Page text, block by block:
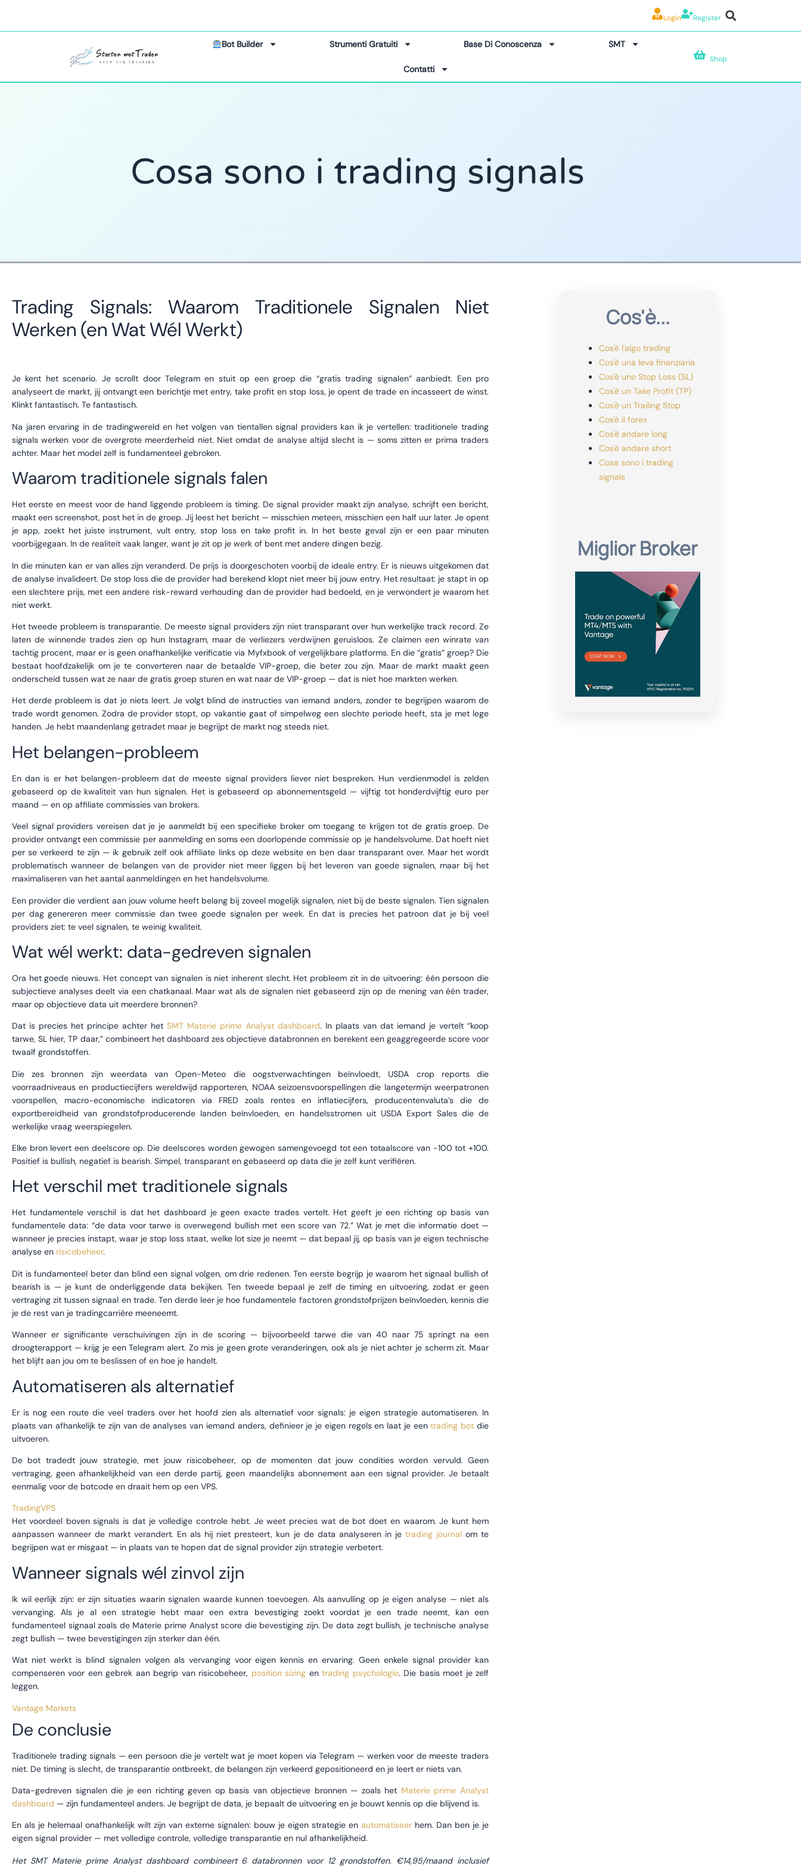
Login Register
Bot Builder Strumenti Gratuiti Base Di Conoscenza SMT
Contatti
Shop
Cosa sono i trading signals
Trading Signals: Waarom Traditionele Signalen Niet
Werken (en Wat Wél Werkt)
Je kent het scenario. Je scrollt door Telegram en stuit op een groep die “gratis trading signalen” aanbiedt. Een pro
analyseert de markt, jij ontvangt een berichtje met entry, take profit en stop loss, je opent de trade en incasseert de winst.
Klinkt fantastisch. Te fantastisch.
Na jaren ervaring in de tradingwereld en het volgen van tientallen signal providers kan ik je vertellen: traditionele trading
signals werken voor de overgrote meerderheid niet. Niet omdat de analyse altijd slecht is — soms zitten er prima traders
achter. Maar het model zelf is fundamenteel gebroken.
Waarom traditionele signals falen
Het eerste en meest voor de hand liggende probleem is timing. De signal provider maakt zijn analyse, schrijft een bericht,
maakt een screenshot, post het in de groep. Jij leest het bericht — misschien meteen, misschien een half uur later. Je opent
je app, zoekt het juiste instrument, vult entry, stop loss en take profit in. In het beste geval zijn er een paar minuten
voorbijgegaan. In de realiteit vaak langer, want je zit op je werk of bent met andere dingen bezig.
In die minuten kan er van alles zijn veranderd. De prijs is doorgeschoten voorbij de ideale entry. Er is nieuws uitgekomen dat
de analyse invalideert. De stop loss die de provider had berekend klopt niet meer bij jouw entry. Het resultaat: je stapt in op
een slechtere prijs, met een andere risk-reward verhouding dan de provider had bedoeld, en je verwondert je waarom het
niet werkt.
Het tweede probleem is transparantie. De meeste signal providers zijn niet transparant over hun werkelijke track record. Ze
laten de winnende trades zien op hun Instagram, maar de verliezers verdwijnen geruisloos. Ze claimen een winrate van
tachtig procent, maar er is geen onafhankelijke verificatie via Myfxbook of vergelijkbare platforms. En die “gratis” groep? Die
bestaat hoofdzakelijk om je te converteren naar de betaalde VIP-groep, die beter zou zijn. Maar de markt maakt geen
onderscheid tussen wat ze naar de gratis groep sturen en wat naar de VIP-groep — dat is niet hoe markten werken.
Het derde probleem is dat je niets leert. Je volgt blind de instructies van iemand anders, zonder te begrijpen waarom de
trade wordt genomen. Zodra de provider stopt, op vakantie gaat of simpelweg een slechte periode heeft, sta je met lege
handen. Je hebt maandenlang getradet maar je begrijpt de markt nog steeds niet.
Het belangen-probleem
En dan is er het belangen-probleem dat de meeste signal providers liever niet bespreken. Hun verdienmodel is zelden
gebaseerd op de kwaliteit van hun signalen. Het is gebaseerd op abonnementsgeld — vijftig tot honderdvijftig euro per
maand — en op affiliate commissies van brokers.
Veel signal providers vereisen dat je je aanmeldt bij een specifieke broker om toegang te krijgen tot de gratis groep. De
provider ontvangt een commissie per aanmelding en soms een doorlopende commissie op je handelsvolume. Dat hoeft niet
per se verkeerd te zijn — ik gebruik zelf ook affiliate links op deze website en ben daar transparant over. Maar het wordt
problematisch wanneer de belangen van de provider niet meer liggen bij het leveren van goede signalen, maar bij het
maximaliseren van het aantal aanmeldingen en het handelsvolume.
Een provider die verdient aan jouw volume heeft belang bij zoveel mogelijk signalen, niet bij de beste signalen. Tien signalen
per dag genereren meer commissie dan twee goede signalen per week. En dat is precies het patroon dat je bij veel
providers ziet: te veel signalen, te weinig kwaliteit.
Wat wél werkt: data-gedreven signalen
Ora het goede nieuws. Het concept van signalen is niet inherent slecht. Het probleem zit in de uitvoering: één persoon die
subjectieve analyses deelt via een chatkanaal. Maar wat als de signalen niet gebaseerd zijn op de mening van één trader,
maar op objectieve data uit meerdere bronnen?
Dat is precies het principe achter het SMT Materie prime Analyst dashboard. In plaats van dat iemand je vertelt “koop
tarwe, SL hier, TP daar,” combineert het dashboard zes objectieve databronnen en berekent een geaggregeerde score voor
twaalf grondstoffen.
Die zes bronnen zijn weerdata van Open-Meteo die oogstverwachtingen beïnvloedt, USDA crop reports die
voorraadniveaus en productiecijfers wereldwijd rapporteren, NOAA seizoensvoorspellingen die langetermijn weerpatronen
voorspellen, macro-economische indicatoren via FRED zoals rentes en inflatiecijfers, producentenvaluta’s die de
exportbereidheid van grondstofproducerende landen beïnvloeden, en handelsstromen uit USDA Export Sales die de
werkelijke vraag weerspiegelen.
Elke bron levert een deelscore op. Die deelscores worden gewogen samengevoegd tot een totaalscore van -100 tot +100.
Positief is bullish, negatief is bearish. Simpel, transparant en gebaseerd op data die je zelf kunt verifiëren.
Het verschil met traditionele signals
Het fundamentele verschil is dat het dashboard je geen exacte trades vertelt. Het geeft je een richting op basis van
fundamentele data: “de data voor tarwe is overwegend bullish met een score van 72.” Wat je met die informatie doet —
wanneer je precies instapt, waar je stop loss staat, welke lot size je neemt — dat bepaal jij, op basis van je eigen technische
analyse en risicobeheer.
Dit is fundamenteel beter dan blind een signal volgen, om drie redenen. Ten eerste begrijp je waarom het signaal bullish of
bearish is — je kunt de onderliggende data bekijken. Ten tweede bepaal je zelf de timing en uitvoering, zodat er geen
vertraging zit tussen signaal en trade. Ten derde leer je hoe fundamentele factoren grondstofprijzen beïnvloeden, kennis die
je de rest van je tradingcarrière meeneemt.
Wanneer er significante verschuivingen zijn in de scoring — bijvoorbeeld tarwe die van 40 naar 75 springt na een
droogterapport — krijg je een Telegram alert. Zo mis je geen grote veranderingen, ook als je niet achter je scherm zit. Maar
het blijft aan jou om te beslissen of en hoe je handelt.
Automatiseren als alternatief
Er is nog een route die veel traders over het hoofd zien als alternatief voor signals: je eigen strategie automatiseren. In
plaats van afhankelijk te zijn van de analyses van iemand anders, definieer je je eigen regels en laat je eentrading bot die
uitvoeren.
De bot tradedt jouw strategie, met jouw risicobeheer, op de momenten dat jouw condities worden vervuld. Geen
vertraging, geen afhankelijkheid van een derde partij, geen maandelijks abonnement aan een signal provider. Je betaalt
eenmalig voor de botcode en draait hem op een VPS.
TradingVPS
Het voordeel boven signals is dat je volledige controle hebt. Je weet precies wat de bot doet en waarom. Je kunt hem
aanpassen wanneer de markt verandert. En als hij niet presteert, kun je de data analyseren in je trading journalom te
begrijpen wat er misgaat — in plaats van te hopen dat de signal provider zijn strategie verbetert.
Wanneer signals wél zinvol zijn
Ik wil eerlijk zijn: er zijn situaties waarin signalen waarde kunnen toevoegen. Als aanvulling op je eigen analyse — niet als
vervanging. Als je al een strategie hebt maar een extra bevestiging zoekt voordat je een trade neemt, kan een
fundamenteel signaal zoals de Materie prime Analyst score die bevestiging zijn. De data zegt bullish, je technische analyse
zegt bullish — twee bevestigingen zijn sterker dan één.
Wat niet werkt is blind signalen volgen als vervanging voor eigen kennis en ervaring. Geen enkele signal provider kan
compenseren voor een gebrek aan begrip van risicobeheer, position sizing entrading psychologie. Die basis moet je zelf
leggen.
Vantage Markets
De conclusie
Traditionele trading signals — een persoon die je vertelt wat je moet kopen via Telegram — werken voor de meeste traders
niet. De timing is slecht, de transparantie ontbreekt, de belangen zijn verkeerd gepositioneerd en je leert er niets van.
Data-gedreven signalen die je een richting geven op basis van objectieve bronnen — zoals het Materie prime Analyst
dashboard — zijn fundamenteel anders. Je begrijpt de data, je bepaalt de uitvoering en je bouwt kennis op die blijvend is.
En als je helemaal onafhankelijk wilt zijn van externe signalen: bouw je eigen strategie en automatiseer hem. Dan ben je je
eigen signal provider — met volledige controle, volledige transparantie en nul afhankelijkheid.
Het SMT Materie prime Analyst dashboard combineert 6 databronnen voor 12 grondstoffen. €14,95/maand inclusief
Cos'è...
Cos'è l'algo trading
Cos'è una leva finanziaria
Cos'è uno Stop Loss (SL)
Cos'è un Take Profit (TP)
Cos'è un Trailing Stop
Cos'è il forex
Cos'è andare long
Cos'è andare short
Cosa sono i trading
signals
Miglior Broker